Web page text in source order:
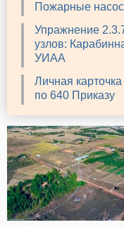
Пожарные
Упражнение
узлов:
УИАА
Личная
по 640 Приказу